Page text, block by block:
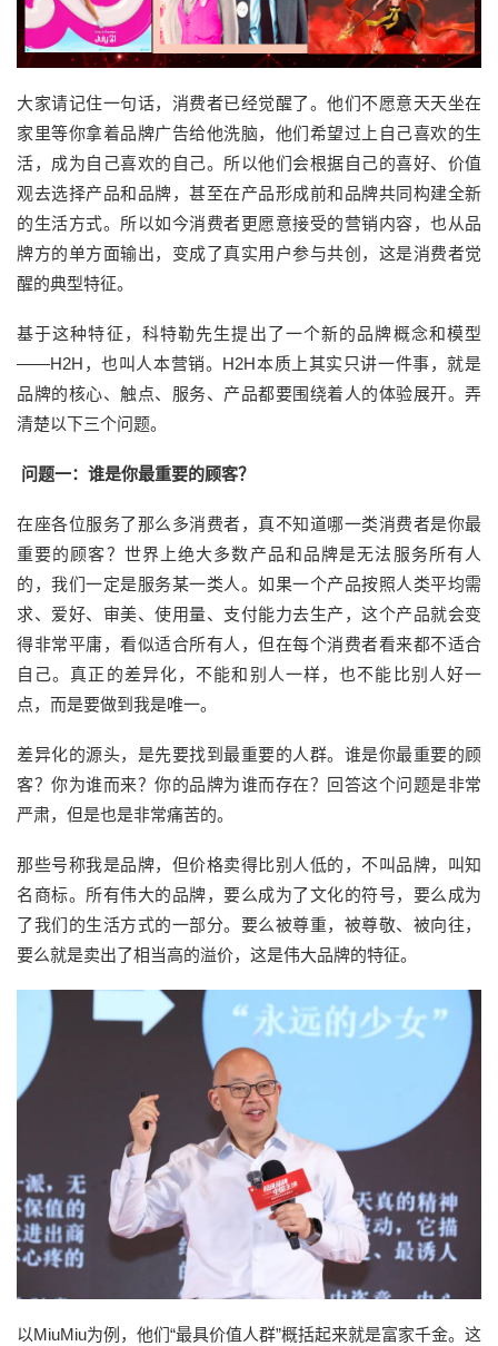
大家请记住一句话，消费者已经觉醒了。他们不愿意天天坐在
家里等你拿着品牌广告给他洗脑，他们希望过上自己喜欢的生
活，成为自己喜欢的自己。所以他们会根据自己的喜好、价值
观去选择产品和品牌，甚至在产品形成前和品牌共同构建全新
的生活方式。所以如今消费者更愿意接受的营销内容，也从品
牌方的单方面输出，变成了真实用户参与共创，这是消费者觉
醒的典型特征。
基于这种特征，科特勒先生提出了一个新的品牌概念和模型
——H2H，也叫人本营销。H2H本质上其实只讲一件事，就是
品牌的核心、触点、服务、产品都要围绕着人的体验展开。弄
清楚以下三个问题。
问题一：谁是你最重要的顾客？
在座各位服务了那么多消费者，真不知道哪一类消费者是你最
重要的顾客？世界上绝大多数产品和品牌是无法服务所有人
的，我们一定是服务某一类人。如果一个产品按照人类平均需
求、爱好、审美、使用量、支付能力去生产，这个产品就会变
得非常平庸，看似适合所有人，但在每个消费者看来都不适合
自己。真正的差异化，不能和别人一样，也不能比别人好一
点，而是要做到我是唯一。
差异化的源头，是先要找到最重要的人群。谁是你最重要的顾
客？你为谁而来？你的品牌为谁而存在？回答这个问题是非常
严肃，但是也是非常痛苦的。
那些号称我是品牌，但价格卖得比别人低的，不叫品牌，叫知
名商标。所有伟大的品牌，要么成为了文化的符号，要么成为
了我们的生活方式的一部分。要么被尊重，被尊敬、被向往，
要么就是卖出了相当高的溢价，这是伟大品牌的特征。
以MiuMiu为例，他们“最具价值人群”概括起来就是富家千金。这